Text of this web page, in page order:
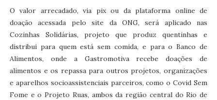
O valor arrecadado, via pix ou da plataforma online de
doação acessada pelo site da ONG, será aplicado nas
Cozinhas Solidárias, projeto que produz quentinhas e
distribui para quem está sem comida, e para o Banco de
Alimentos, onde a Gastromotiva recebe doações de
alimentos e os repassa para outros projetos, organizações
e aparelhos socioassistenciais parceiros, como o Covid Sem
Fome e o Projeto Ruas, ambos da região central do Rio de